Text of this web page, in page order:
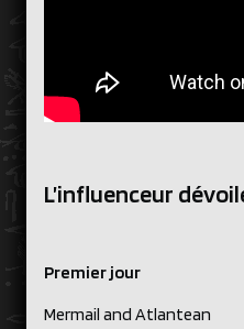
L’influenceur
Premier jour
Mermail and Atlantean